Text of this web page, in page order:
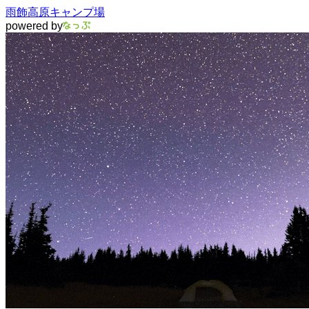
雨飾高原キャンプ場
powered by